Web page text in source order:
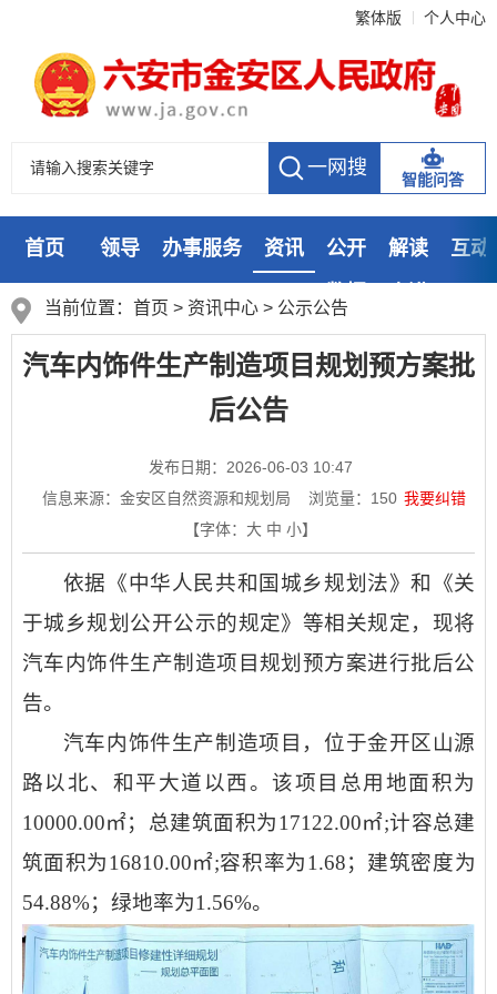
繁体版 个人中心
智能问答
首页 领导 办事服务 资讯 公开 解读
互动
当前位置： 首页 > 资讯中心 > 公示公告
汽车内饰件生产制造项目规划预方案批
后公告
发布日期：2026-06-03 10:47
信息来源：金安区自然资源和规划局
浏览量： 150 我要纠错
【字体： 大 中 小】
依据《中华人民共和国城乡规划法》和《关
于城乡规划公开公示的规定》等相关规定，现将
汽车内饰件生产制造项目规划预方案进行批后公
告。
汽车内饰件生产制造项目 ，位于金开区山源
路以北、和平大道以西。该项目总用地面积为
10000.00㎡； 总建筑面积为17122.00㎡;计容总建
筑面积为16810.00㎡;容积率为1.68；建筑密度为
54.88%；绿地率为1.56%。